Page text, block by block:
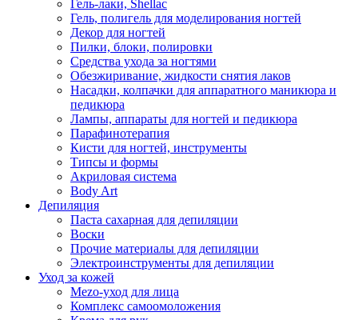
Гель-лаки, Shellac
Гель, полигель для моделирования ногтей
Декор для ногтей
Пилки, блоки, полировки
Средства ухода за ногтями
Обезжиривание, жидкости снятия лаков
Насадки, колпачки для аппаратного маникюра и
педикюра
Лампы, аппараты для ногтей и педикюра
Парафинотерапия
Кисти для ногтей, инструменты
Типсы и формы
Акриловая система
Body Art
Депиляция
Паста сахарная для депиляции
Воски
Прочие материалы для депиляции
Электроинструменты для депиляции
Уход за кожей
Mezo-уход для лица
Комплекс самоомоложения